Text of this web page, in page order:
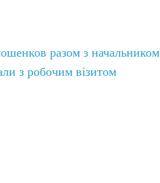
разом з начальником
з робочим візитом